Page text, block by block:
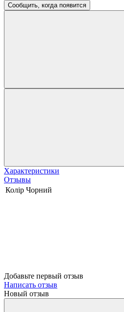
Сообщить, когда появится
Характеристики
Отзывы
Колір Чорний
Добавьте первый отзыв
Написать отзыв
Новый отзыв